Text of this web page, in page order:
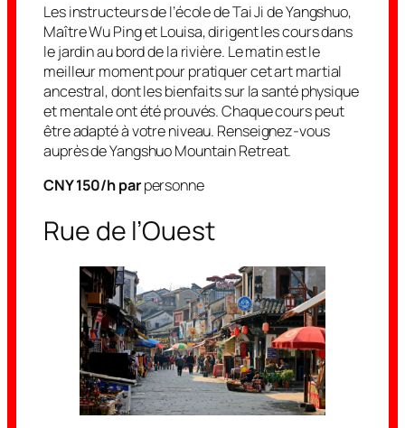
Les instructeurs de l’école de Tai Ji de Yangshuo,
Maître Wu Ping et Louisa, dirigent les cours dans
le jardin au bord de la rivière. Le matin est le
meilleur moment pour pratiquer cet art martial
ancestral, dont les bienfaits sur la santé physique
et mentale ont été prouvés. Chaque cours peut
être adapté à votre niveau. Renseignez-vous
auprès de Yangshuo Mountain Retreat.
CNY 150/h parpersonne
Rue de l’Ouest